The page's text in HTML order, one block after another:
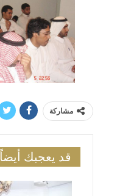
مشاركة
قد يعجبك أيضاً